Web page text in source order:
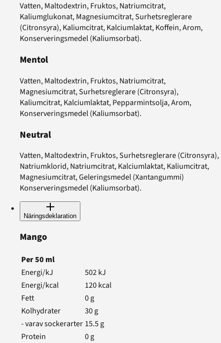
Vatten, Maltodextrin, Fruktos, Natriumcitrat,
Kaliumglukonat, Magnesiumcitrat, Surhetsreglerare
(Citronsyra), Kaliumcitrat, Kalciumlaktat, Koffein, Arom,
Konserveringsmedel (Kaliumsorbat).
Mentol
Vatten, Maltodextrin, Fruktos, Natriumcitrat,
Magnesiumcitrat, Surhetsreglerare (Citronsyra),
Kaliumcitrat, Kalciumlaktat, Pepparmintsolja, Arom,
Konserveringsmedel (Kaliumsorbat).
Neutral
Vatten, Maltodextrin, Fruktos, Surhetsreglerare (Citronsyra),
Natriumklorid, Natriumcitrat, Kalciumlaktat, Kaliumcitrat,
Magnesiumcitrat, Geleringsmedel (Xantangummi)
Konserveringsmedel (Kaliumsorbat).
Näringsdeklaration
Mango
Per50 ml
Energi/kJ
502kJ
Energi/kcal
120kcal
Fett
0g
Kolhydrater
30g
- varav sockerarter 15.5g
Protein
0g